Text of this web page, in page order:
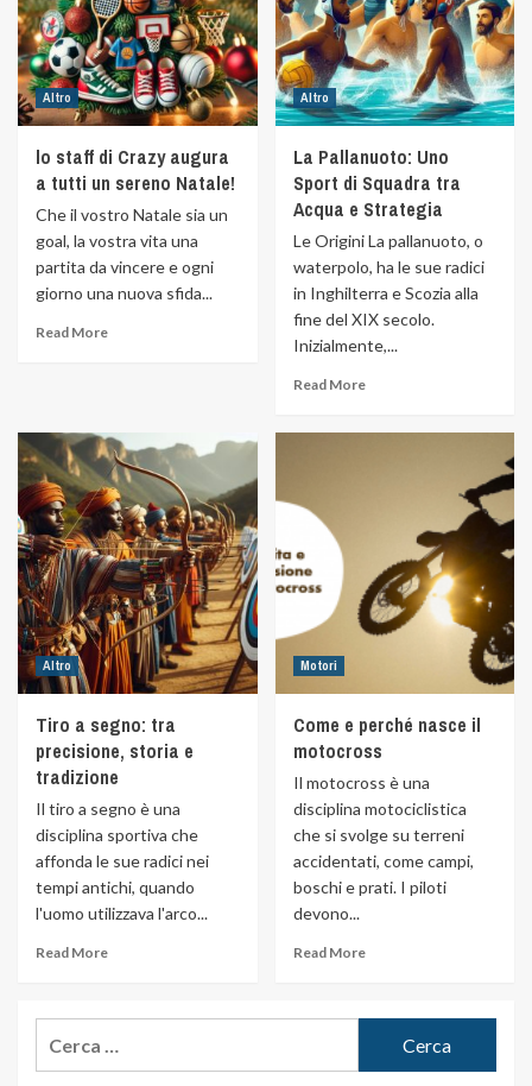
Altro
lo staff di Crazy augura
a tutti un sereno Natale!
Che il vostro Natale sia un
goal, la vostra vita una
partita da vincere e ogni
giorno una nuova sfida...
Read More
Altro
La Pallanuoto: Uno
Sport di Squadra tra
Acqua e Strategia
Le Origini La pallanuoto, o
waterpolo, ha le sue radici
in Inghilterra e Scozia alla
fine del XIX secolo.
Inizialmente,...
Read More
Altro
Tiro a segno: tra
precisione, storia e
tradizione
Il tiro a segno è una
disciplina sportiva che
affonda le sue radici nei
tempi antichi, quando
l'uomo utilizzava l'arco...
Read More
Motori
Come e perché nasce il
motocross
Il motocross è una
disciplina motociclistica
che si svolge su terreni
accidentati, come campi,
boschi e prati. I piloti
devono...
Read More